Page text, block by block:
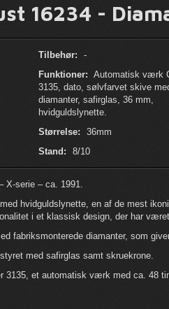
16234 -
Tilbehør:
-
Funktioner: Automatisk værk
3135, dato, sølvfarvet skive
diamanter, safirglas, 36 mm,
hvidguldslynette.
Størrelse:
36mm
Stand:
8/10
X-serie – ca. 1991.
hvidguldslynette, en af de mest
i et klassisk design, der har
fabriksmonterede diamanter, som
med safirglas samt skruekrone.
3135, et automatisk værk med ca. 48